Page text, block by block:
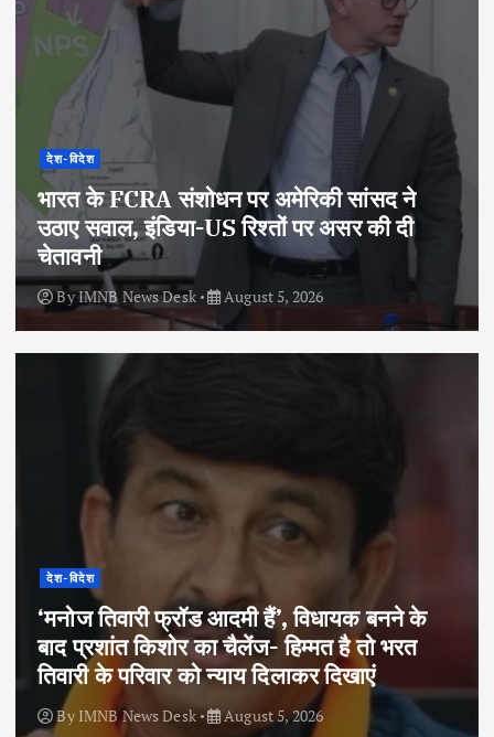
देश-विदेश
भारत के FCRA संशोधन पर अमेरिकी सांसद ने
उठाए सवाल, इंडिया-US रिश्तों पर असर की दी
चेतावनी
ByIMNB News Desk August 5, 2026
देश-विदेश
‘मनोज तिवारी फ्रॉड आदमी हैं’, विधायक बनने के
बाद प्रशांत किशोर का चैलेंज- हिम्मत है तो भरत
तिवारी के परिवार को न्याय दिलाकर दिखाएं
By IMNB News Desk August 5, 2026